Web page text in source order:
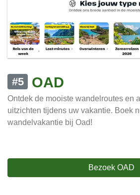
#5 OAD
Ontdek de mooiste wandelroutes en
uitzichten tijdens uw vakantie. Boek
wandelvakantie bij Oad!
Bezoek OAD